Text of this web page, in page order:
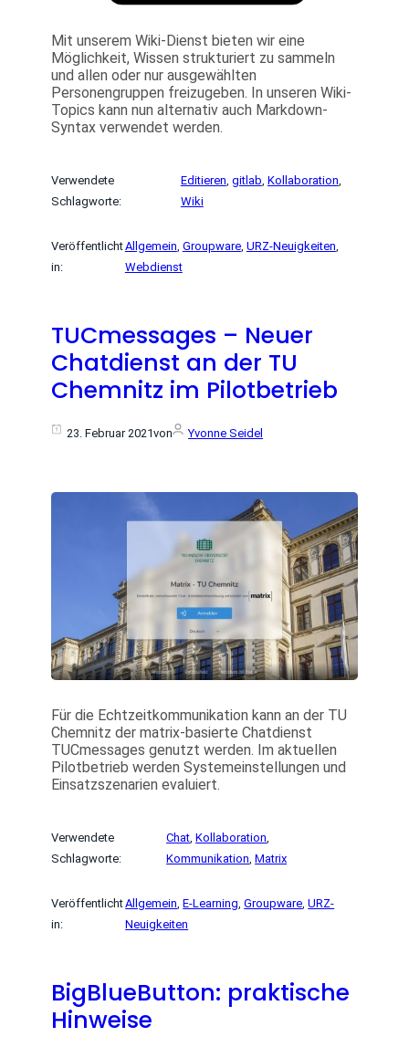
Mit unserem Wiki-Dienst bieten wir eine
Möglichkeit, Wissen strukturiert zu sammeln
und allen oder nur ausgewählten
Personengruppen freizugeben. In unseren Wiki-
Topics kann nun alternativ auch Markdown-
Syntax verwendet werden.
Verwendete
Schlagworte:
Editieren gitlab Kollaboration
Wiki
Veröffentlicht
in:
Allgemein Groupware, URZ-Neuigkeiten
Webdienst
TUCmessages – Neuer
Chatdienst an der TU
Chemnitz im Pilotbetrieb
23. Februar 2021von Yvonne Seidel
Für die Echtzeitkommunikation kann an der TU
Chemnitz der matrix-basierte Chatdienst
TUCmessages genutzt werden. Im aktuellen
Pilotbetrieb werden Systemeinstellungen und
Einsatzszenarien evaluiert.
Verwendete
Schlagworte:
Chat , Kollaboration
Kommunikation , Matrix
Veröffentlicht
in:
Allgemein , E-Learning , Groupware , URZ-
Neuigkeiten
BigBlueButton: praktische
Hinweise